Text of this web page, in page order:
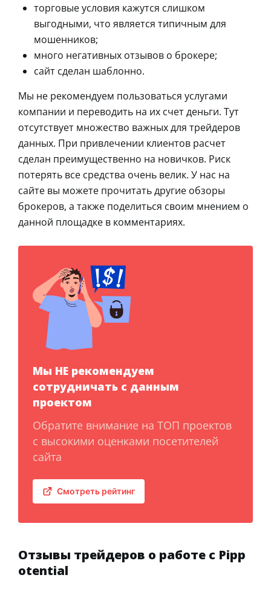
торговые условия кажутся слишком
выгодными, что является типичным для
мошенников;
много негативных отзывов о брокере;
сайт сделан шаблонно.
Мы не рекомендуем пользоваться услугами
компании и переводить на их счет деньги. Тут
отсутствует множество важных для трейдеров
данных. При привлечении клиентов расчет
сделан преимущественно на новичков. Риск
потерять все средства очень велик. У нас на
сайте вы можете прочитать другие обзоры
брокеров, а также поделиться своим мнением о
данной площадке в комментариях.
Мы НЕ рекомендуем
сотрудничать с данным
проектом
Обратите внимание на ТОП проектов
с высокими оценками посетителей
сайта
Смотреть рейтинг
Отзывы трейдеров о работе с Pipp
otential